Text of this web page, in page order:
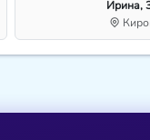
Ирина,